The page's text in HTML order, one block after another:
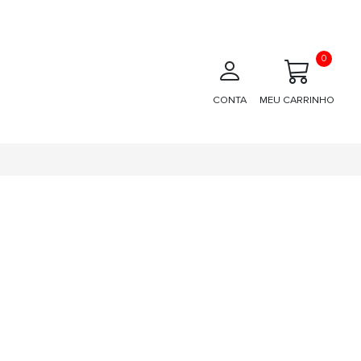
CONTA MEU CARRINHO
0